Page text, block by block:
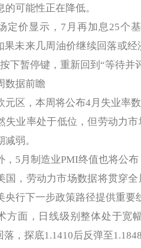
的可能性正在降低。
价显示，7月再加息25个基
果未来几周油价继续回落或
下暂停键，重新回到“等待并
据前瞻
，本周将公布4月失业率数
业率处于低位，但劳动力市
弱。
月制造业PMI终值也将公布
，劳动力市场数据将贯穿全
央行下一步政策路径提供重要
面，日线级别整体处于宽幅
落，探底1.1410后反弹至